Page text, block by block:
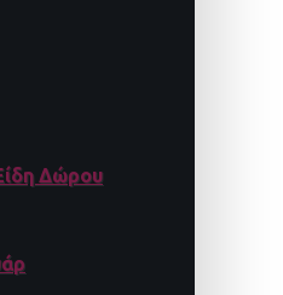
Δώρου